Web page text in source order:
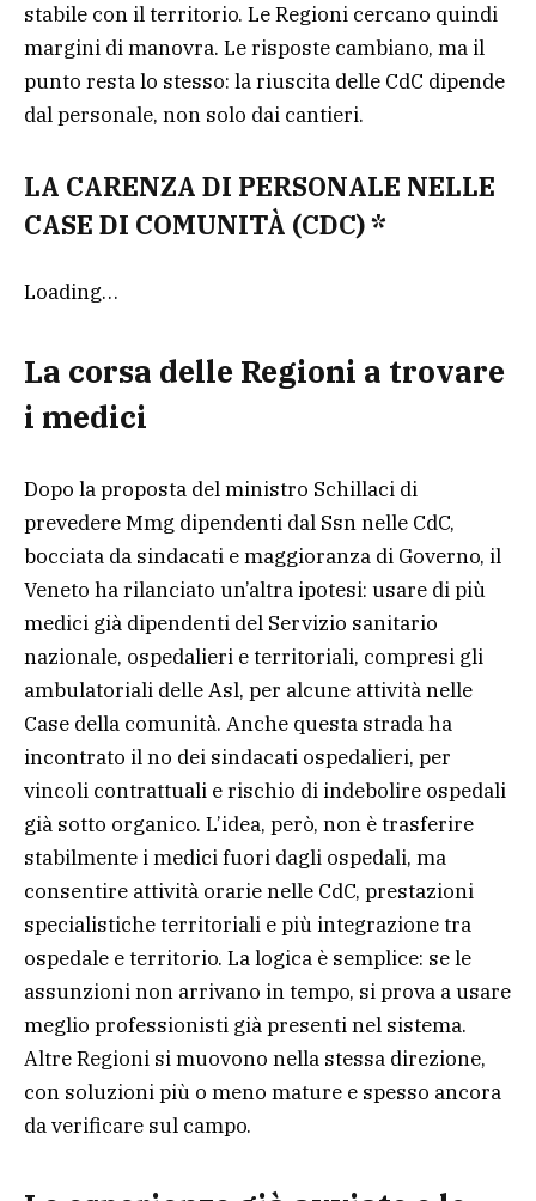
stabile con il territorio. Le Regioni cercano quindi
margini di manovra. Le risposte cambiano, ma il
punto resta lo stesso: la riuscita delle CdC dipende
dal personale, non solo dai cantieri.
LA CARENZA DI PERSONALE NELLE
CASE DI COMUNITÀ (CDC) *
Loading…
La corsa delle Regioni a trovare
i medici
Dopo la proposta del ministro Schillaci di
prevedere Mmg dipendenti dal Ssn nelle CdC,
bocciata da sindacati e maggioranza di Governo, il
Veneto ha rilanciato un’altra ipotesi: usare di più
medici già dipendenti del Servizio sanitario
nazionale, ospedalieri e territoriali, compresi gli
ambulatoriali delle Asl, per alcune attività nelle
Case della comunità. Anche questa strada ha
incontrato il no dei sindacati ospedalieri, per
vincoli contrattuali e rischio di indebolire ospedali
già sotto organico. L’idea, però, non è trasferire
stabilmente i medici fuori dagli ospedali, ma
consentire attività orarie nelle CdC, prestazioni
specialistiche territoriali e più integrazione tra
ospedale e territorio. La logica è semplice: se le
assunzioni non arrivano in tempo, si prova a usare
meglio professionisti già presenti nel sistema.
Altre Regioni si muovono nella stessa direzione,
con soluzioni più o meno mature e spesso ancora
da verificare sul campo.